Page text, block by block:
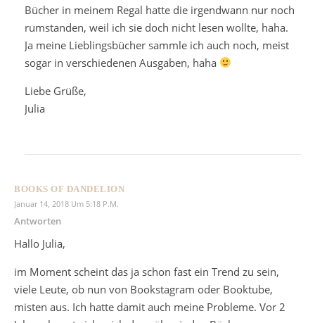
Bücher in meinem Regal hatte die irgendwann nur noch
rumstanden, weil ich sie doch nicht lesen wollte, haha.
Ja meine Lieblingsbücher sammle ich auch noch, meist
sogar in verschiedenen Ausgaben, haha
Liebe Grüße,
Julia
BOOKS OF DANDELION
Januar 14, 2018 Um 5:18 P.m.
Antworten
Hallo Julia,
im Moment scheint das ja schon fast ein Trend zu sein,
viele Leute, ob nun von Bookstagram oder Booktube,
misten aus. Ich hatte damit auch meine Probleme. Vor 2